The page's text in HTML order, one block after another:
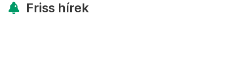
Friss hírek